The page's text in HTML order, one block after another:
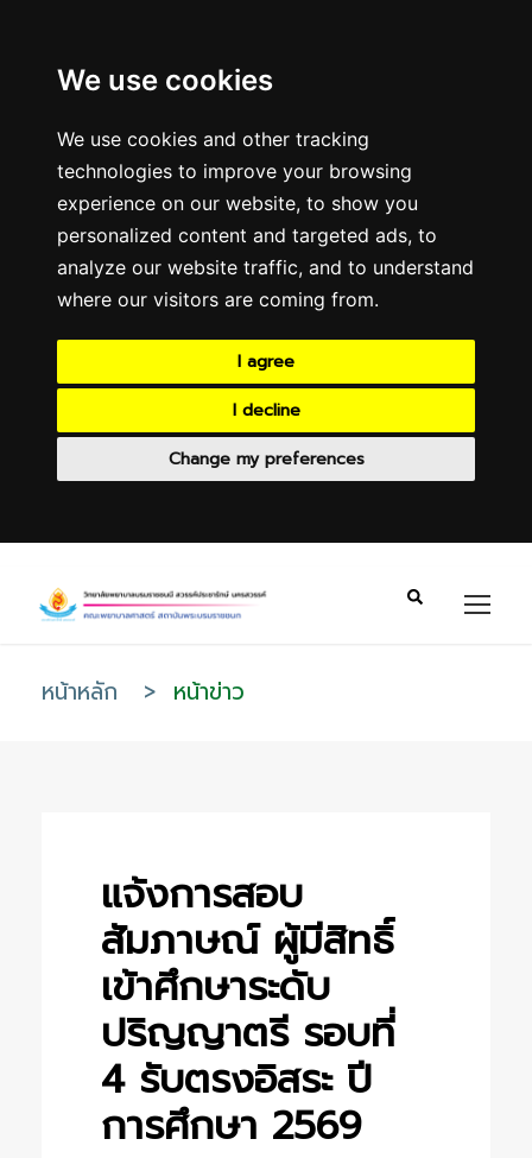
We use cookies
We use cookies and other tracking
technologies to improve your browsing
experience on our website, to show you
personalized content and targeted ads, to
analyze our website traffic, and to understand
where our visitors are coming from.
I agree
I decline
Change my preferences
หน้าหลัก > หน้าข่าว
แจ้งการสอบ
สัมภาษณ์ ผู้มีสิทธิ์
เข้าศึกษาระดับ
ปริญญาตรี รอบที่
4 รับตรงอิสระ ปี
การศึกษา 2569